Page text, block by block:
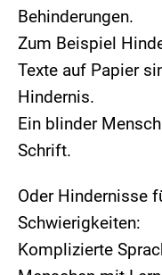
Behinderungen.
Zum Beispiel
Texte auf Papier
Hindernis.
Ein blinder
Schrift.
Oder Hindernisse
Schwierigkeiten:
Komplizierte